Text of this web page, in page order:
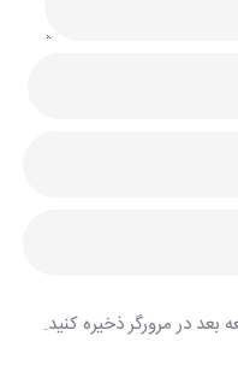
بعد در مرورگر ذخیره کنید.